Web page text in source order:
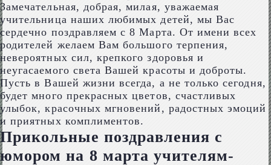
Замечательная, добрая, милая, уважаемая
учительница наших любимых детей, мы Вас
сердечно поздравляем с 8 Марта. От имени всех
родителей желаем Вам большого терпения,
невероятных сил, крепкого здоровья и
неугасаемого света Вашей красоты и доброты.
Пусть в Вашей жизни всегда, а не только сегодня,
будет много прекрасных цветов, счастливых
улыбок, красочных мгновений, радостных эмоций
и приятных комплиментов.
Прикольные поздравления с
юмором на 8 марта учителям-